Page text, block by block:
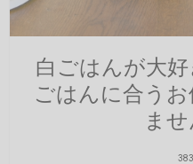
白ごはんが大好
ごはんに合う
ま